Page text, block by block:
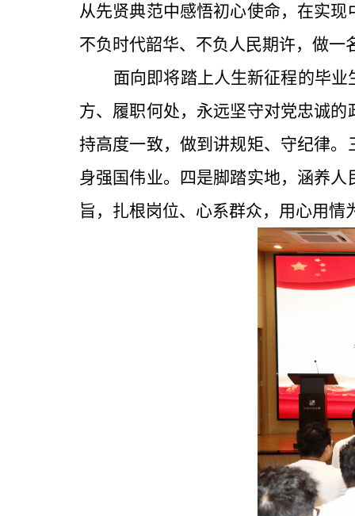
从先贤典范中感悟初心使命，在实
不负时代韶华、不负人民期许，做
面向即将踏上人生新征程的毕业
方、履职何处，永远坚守对党忠诚
持高度一致，做到讲规矩、守纪律
身强国伟业。四是脚踏实地，涵养
旨，扎根岗位、心系群众，用心用情